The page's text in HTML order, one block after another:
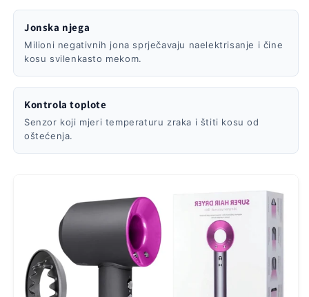
Jonska njega
Milioni negativnih jona sprječavaju naelektrisanje i čine
kosu svilenkasto mekom.
Kontrola toplote
Senzor koji mjeri temperaturu zraka i štiti kosu od
oštećenja.